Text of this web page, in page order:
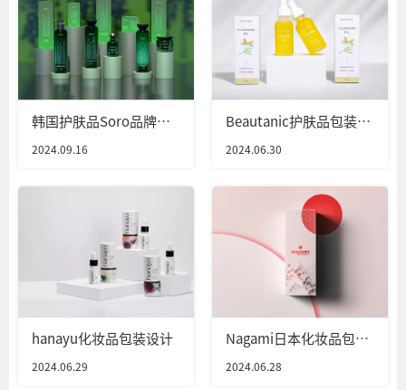
韩国护肤品Soro品牌包
2024.09.16
Beautanic护肤品包装设
2024.06.30
hanayu化妆品包装设计
2024.06.29
Nagami日本化妆品包装
2024.06.28